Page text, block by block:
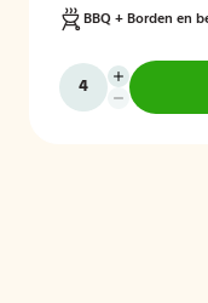
BBQ + Borden en